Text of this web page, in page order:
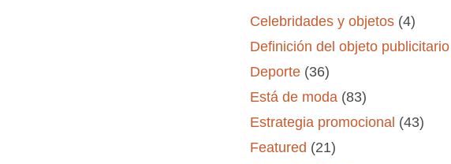
Celebridades y objetos (4)
Definición del objeto publicitario
Deporte (36)
Está de moda (83)
Estrategia promocional (43)
Featured (21)